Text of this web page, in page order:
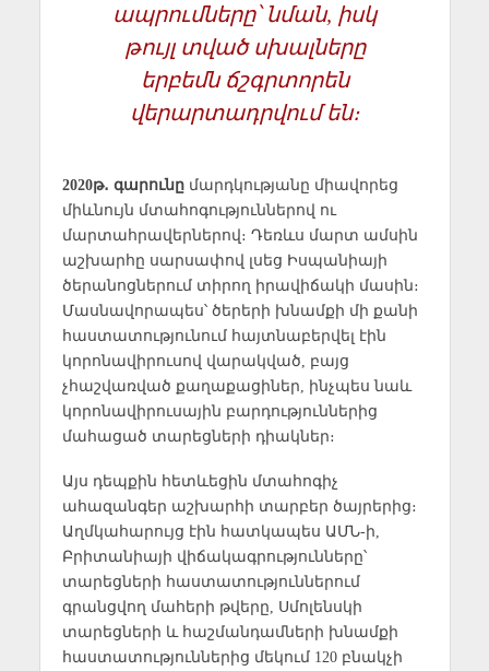
ապրումները՝ նման, իսկ
թույլ տված սխալները
երբեմն ճշգրտորեն
վերարտադրվում են։
2020թ․ գարունըմարդկությանը միավորեց
միևնույն մտահոգություններով ու
մարտահրավերներով։ Դեռևս մարտ ամսին
աշխարհը սարսափով լսեց Իսպանիայի
ծերանոցներում տիրող իրավիճակի մասին։
Մասնավորապես՝ ծերերի խնամքի մի քանի
հաստատությունում հայտնաբերվել էին
կորոնավիրուսով վարակված, բայց
չհաշվառված քաղաքացիներ, ինչպես նաև
կորոնավիրուսային բարդություններից
մահացած տարեցների դիակներ։
Այս դեպքին հետևեցին մտահոգիչ
ահազանգեր աշխարհի տարբեր ծայրերից։
Աղմկահարույց էին հատկապես ԱՄՆ-ի,
Բրիտանիայի վիճակագրությունները՝
տարեցների հաստատություններում
գրանցվող մահերի թվերը, Սմոլենսկի
տարեցների և հաշմանդամների խնամքի
հաստատություններից մեկում 120 բնակչի